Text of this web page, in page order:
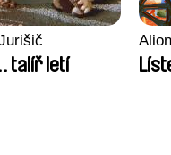
talíř letí